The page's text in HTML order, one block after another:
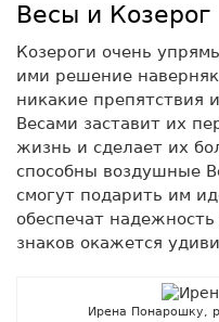
Весы и Козерог
Козероги очень
ими решение
никакие препятствия
Весами заставит их
жизнь и сделает их
способны воздушные
смогут подарить им
обеспечат
знаков окажется
Ирена Понарошку,